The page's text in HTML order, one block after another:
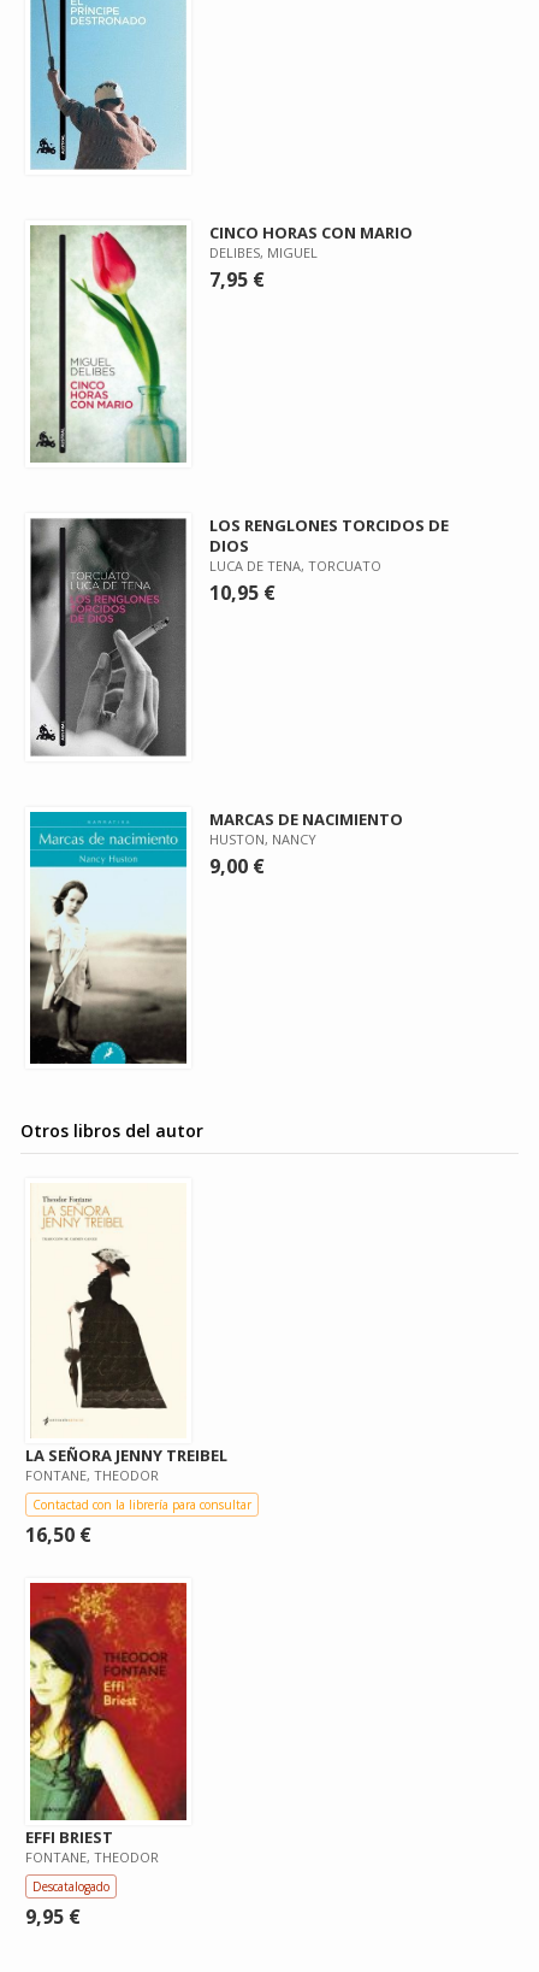
CINCO HORAS CON MARIO
DELIBES, MIGUEL
7,95 €
LOS RENGLONES TORCIDOS DE
DIOS
LUCA DE TENA, TORCUATO
10,95 €
MARCAS DE NACIMIENTO
HUSTON, NANCY
9,00 €
Otros libros del autor
LA SEÑORA JENNY TREIBEL
FONTANE, THEODOR
Contactad con la librería para consultar
16,50 €
EFFI BRIEST
FONTANE, THEODOR
Descatalogado
9,95 €